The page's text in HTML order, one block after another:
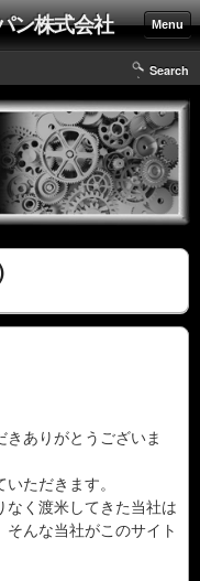
ン株式会社 Menu
Search
ありがとうございま
ただきます。
なく渡米してきた当社は
んな当社がこのサイト